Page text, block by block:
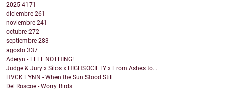
2025 4171
diciembre 261
noviembre 241
octubre 272
septiembre 283
agosto 337
Aderyn - FEEL NOTHING!
Judge & Jury x Silos x HIGHSOCIETY x From Ashes to...
HVCK FYNN - When the Sun Stood Still
Del Roscoe - Worry Birds